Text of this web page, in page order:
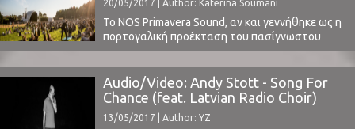
Matthew Barnes επέλεξε, ως ανερχόμενο ...
20/05/2017 | Author: Katerina Soumani
Το NOS Primavera Sound, αν και γεννήθηκε ως η
πορτογαλική προέκταση του πασίγνωστου
Primavera Sound της Βαρκελώνης, επάξια πλέον
μπορεί να θεωρηθεί όχι μόνο ως ένα από τα
σημαντικότερα φεστιβάλ της Ιβηρικής αλλά
επίσης και ένα πολλά υποσχόμενο φεστιβάλ σε
ευρωπαϊκό επίπεδο.Το ραντεβού είναι όπως
πάντα στο γραφικό Porto, στο ...
Audio/Video: Andy Stott - Song For
Chance (feat. Latvian Radio Choir)
13/05/2017 | Author: YZ